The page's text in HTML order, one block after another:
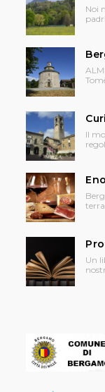
Noi
Il
Un